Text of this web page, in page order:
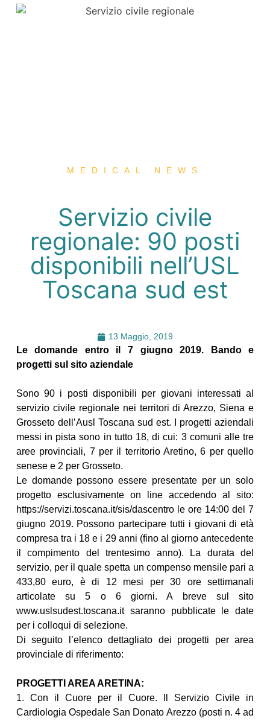
MEDICAL NEWS
Servizio civile
regionale: 90 posti
disponibili nell’USL
Toscana sud est
13 Maggio, 2019
Le domande entro il 7 giugno 2019. Bando e
progetti sul sito aziendale
Sono 90 i posti disponibili per giovani interessati al
servizio civile regionale nei territori di Arezzo, Siena e
Grosseto dell’Ausl Toscana sud est. I progetti aziendali
messi in pista sono in tutto 18, di cui: 3 comuni alle tre
aree provinciali, 7 per il territorio Aretino, 6 per quello
senese e 2 per Grosseto.
Le domande possono essere presentate per un solo
progetto esclusivamente on line accedendo al sito:
https://servizi.toscana.it/sis/dascentro le ore 14:00 del 7
giugno 2019. Possono partecipare tutti i giovani di età
compresa tra i 18 e i 29 anni (fino al giorno antecedente
il compimento del trentesimo anno). La durata del
servizio, per il quale spetta un compenso mensile pari a
433,80 euro, è di 12 mesi per 30 ore settimanali
articolate su 5 o 6 giorni. A breve sul sito
www.uslsudest.toscana.it saranno pubblicate le date
per i colloqui di selezione.
Di seguito l’elenco dettagliato dei progetti per area
provinciale di riferimento:
PROGETTI AREA ARETINA:
1. Con il Cuore per il Cuore. Il Servizio Civile in
Cardiologia Ospedale San Donato Arezzo (posti n. 4 ad